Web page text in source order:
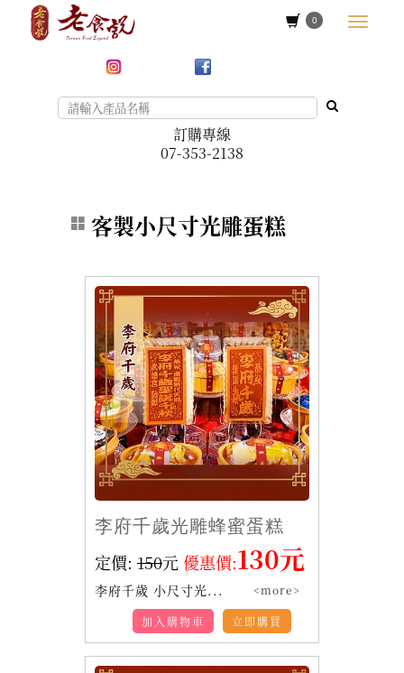
0
訂購專線
07-353-2138
客製小尺寸光雕蛋糕
李府千歲光雕蜂蜜蛋糕
定價: 150元 優惠價:130元
李府千歲 小尺寸光... <more>
立即購買
加入購物車